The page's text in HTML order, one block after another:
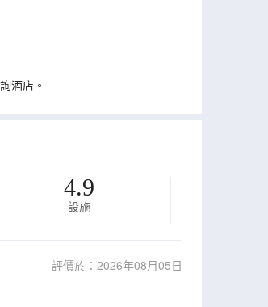
酒店。
4.9
設施
評價於：2026年08月05日